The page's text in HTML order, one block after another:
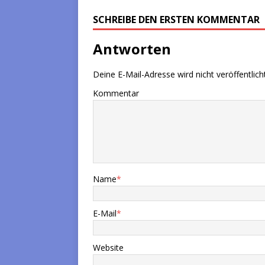
SCHREIBE DEN ERSTEN KOMMENTAR
Antworten
Deine E-Mail-Adresse wird nicht
Kommentar
Name*
E-Mail*
Website